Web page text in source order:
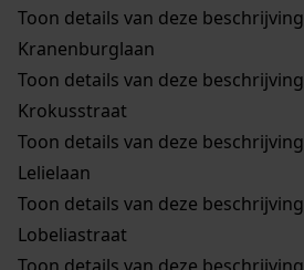
Toon details van deze beschrijving
Kranenburglaan
Toon details van deze beschrijving
Krokusstraat
Toon details van deze beschrijving
Lelielaan
Toon details van deze beschrijving
Lobeliastraat